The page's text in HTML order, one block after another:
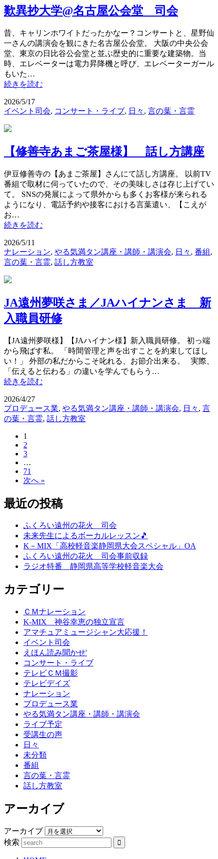
歎異抄大学@名古屋公会堂 司会
昔、キャリンホワイトだったかなー？コンサートと、星野仙
一さんの講演会を観にきた名古屋公会堂。 大阪の中央公会
堂、東京の日比谷公会堂と並ぶ歴史的に重要な建築物。当
時、エレベーターは電力昇降機と呼び、エレベーターガール
もいた…
続きを読む
2026/5/17
イベント司会, コンサート・ライブ, 日々 , 言の葉・言霊
【修善寺あまご茶屋様】 話し方講座
伊豆修善寺の【あまご茶屋】さんにて話し方講座。 以前TV
番組で取材に伺っていたので、その美味しさは存じ上げてい
て。 SNSの発展によって県外からも多くお客様が来られる
ようになり、電話予約や接客における言葉遣い、【こえが
お…
続きを読む
2026/5/11
ナレーション, やる気満タン講座・講師・講演会, 日々 , 番組,
言の葉・言霊, 話し方教室
JA遠州夢咲さま／JAハイナンさま 新
入職員研修
【JA遠州夢咲様】【JAハイナン様】新入職員研修。 初っ端
から飛ばす私。 「時間管理と声を出すことを約束してほし
い！」 外部の私だからこそ叱れる、お節介出来る。 実際、
「伝えると伝わる」の違いを学んでもらう…
続きを読む
2026/4/27
プロデュース業, やる気満タン講座・講師・講演会, 日々 , 言
の葉・言霊, 話し方教室
1
2
3
…
71
次へ »
最近の投稿
ふくろい遠州の花火 司会
未来先生によるボーカルレッスン🎵
K－MIX「高校軽音楽静岡県大会スペシャル」OA
ふくろい遠州の花火 司会事前収録
ラジオ特番 静岡県高等学校軽音楽大会
カテゴリー
ＣＭナレーション
K-MIX 神谷幸恵の独立宣言
アマチュアミュージシャン大応援！
イベント司会
えほん読み聞かせ'
コンサート・ライブ
テレビＣＭ撮影
テレビデイズ
ナレーション
プロデュース業
やる気満タン講座・講師・講演会
ライブ予定
受講生の声
日々
未分類
番組
言の葉・言霊
話し方教室
アーカイブ
アーカイブ
検索